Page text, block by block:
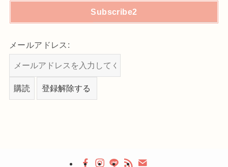
Subscribe2
メールアドレス: